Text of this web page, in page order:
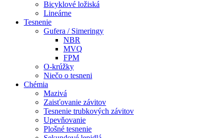
Bicyklové ložiská
Lineárne
Tesnenie
Gufera / Simeringy
NBR
MVQ
FPM
O-krúžky
Niečo o tesneni
Chémia
Mazivá
Zaisťovanie závitov
Tesnenie trubkových závitov
Upevňovanie
Plošné tesnenie